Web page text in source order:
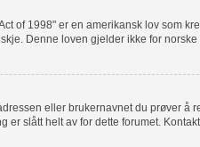
of 1998" er en amerikansk lov som
Denne loven gjelder ikke for norske
eller brukernavnet du prøver å
er slått helt av for dette forumet.